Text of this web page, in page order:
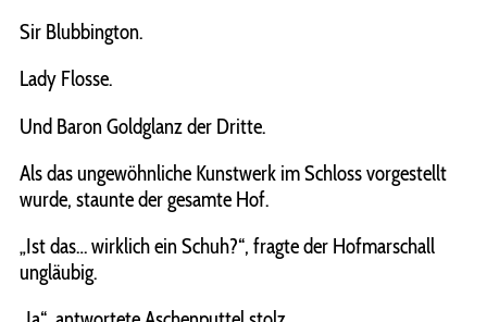
Sir Blubbington.
Lady Flosse.
Und Baron Goldglanz der Dritte.
Als das ungewöhnliche Kunstwerk im Schloss vorgestellt
wurde, staunte der gesamte Hof.
„Ist das… wirklich ein Schuh?“, fragte der Hofmarschall
ungläubig.